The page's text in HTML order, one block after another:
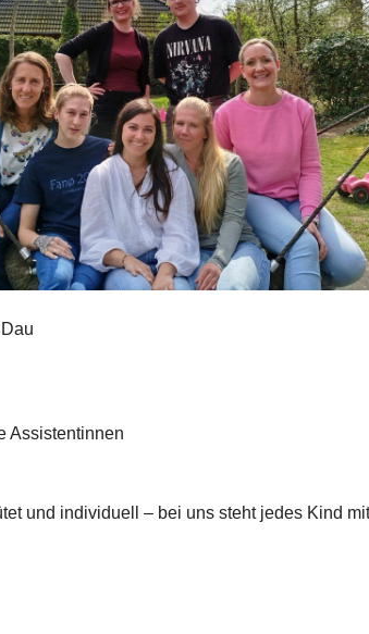
Assistentinnen
und individuell – bei uns steht jedes Kind